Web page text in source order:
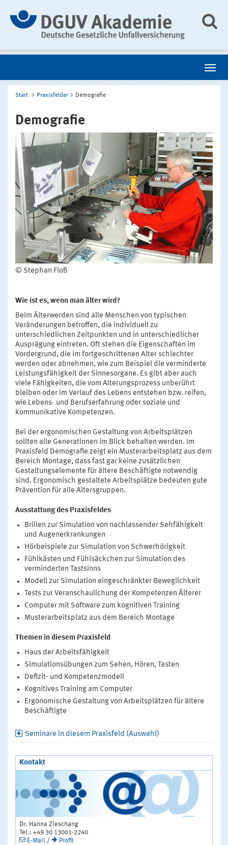
Start Praxisfelder Demografie
Demografie
© Stephan Floß
Wie ist es, wenn man älter wird?
Beim Älterwerden sind alle Menschen von typischen
Veränderungen betroffen, die individuell zu
unterschiedlichen Zeitpunkten und in unterschiedlicher
Ausprägung eintreten. Oft stehen die Eigenschaften im
Vordergrund, die im fortgeschrittenen Alter schlechter
werden oder abnehmen, wie zum Beispiel die verminderte
Leistungsfähigkeit der Sinnesorgane. Es gibt aber auch
viele Fähigkeiten, die vom Alterungsprozess unberührt
bleiben oder im Verlauf des Lebens entstehen bzw. reifen,
wie Lebens- und Berufserfahrung oder soziale und
kommunikative Kompetenzen.
Bei der ergonomischen Gestaltung von Arbeitsplätzen
sollten alle Generationen im Blick behalten werden. Im
Praxisfeld Demografie zeigt ein Musterarbeitsplatz aus dem
Bereich Montage, dass fast gar keine zusätzlichen
Gestaltungselemente für ältere Beschäftigte notwendig
sind. Ergonomisch gestaltete Arbeitsplätze bedeuten gute
Prävention für alle Altersgruppen.
Ausstattung des Praxisfeldes
Brillen zur Simulation von nachlassender Sehfähigkeit
und Augenerkrankungen
Hörbeispiele zur Simulation von Schwerhörigkeit
Fühlkästen und Fühlsäckchen zur Simulation des
verminderten Tastsinns
Modell zur Simulation eingeschränkter Beweglichkeit
Tests zur Veranschaulichung der Kompetenzen Älterer
Computer mit Software zum kognitiven Training
Musterarbeitsplatz aus dem Bereich Montage
Themen in diesem Praxisfeld
Haus der Arbeitsfähigkeit
Simulationsübungen zum Sehen, Hören, Tasten
Defizit- und Kompetenzmodell
Kognitives Training am Computer
Ergonomische Gestaltung von Arbeitsplätzen für ältere
Beschäftigte
Seminare in diesem Praxisfeld (Auswahl)
Kontakt
Dr. Hanna Zieschang
Tel.: +49 30 13001-2240
E-Mail /
Profil